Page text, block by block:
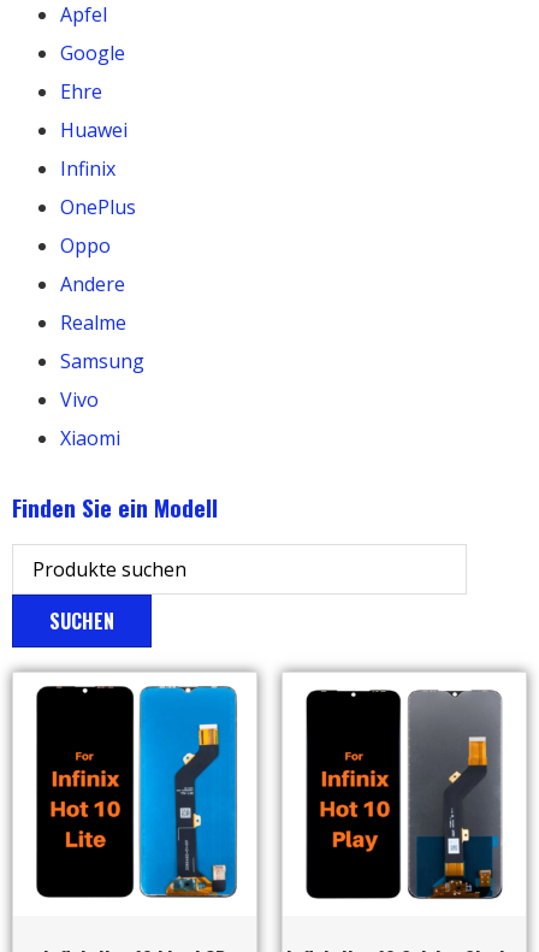
Apfel
Google
Ehre
Huawei
Infinix
OnePlus
Oppo
Andere
Realme
Samsung
Vivo
Xiaomi
Finden Sie ein Modell
SUCHEN